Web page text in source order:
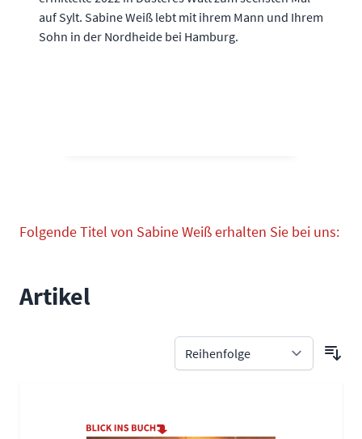
auf Sylt. Sabine Weiß lebt mit ihrem Mann und Ihrem
Sohn in der Nordheide bei Hamburg.
Folgende Titel von Sabine Weiß erhalten Sie bei uns:
Artikel